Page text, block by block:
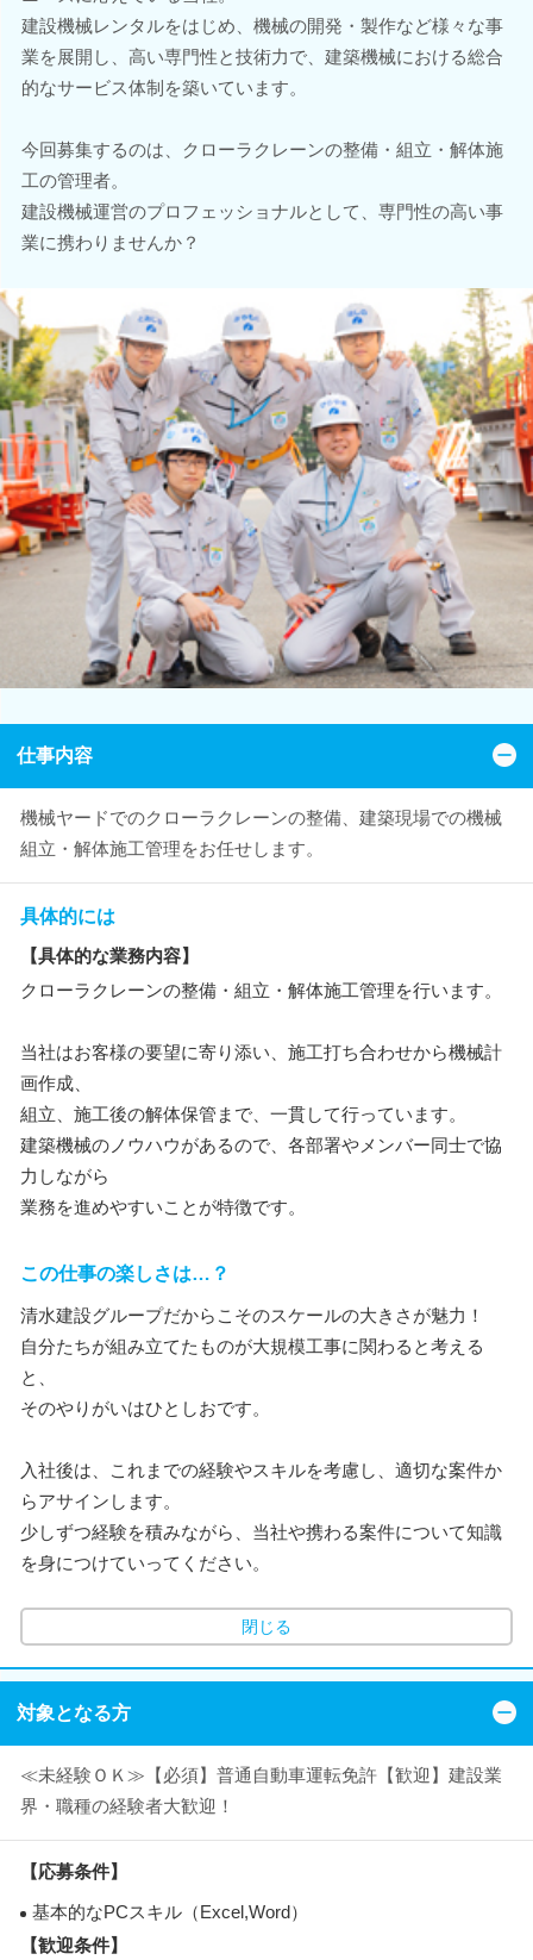
建設機械レンタルをはじめ、機械の開発・製作など様々な事
業を展開し、高い専門性と技術力で、建築機械における総合
的なサービス体制を築いています。
今回募集するのは、クローラクレーンの整備・組立・解体施
工の管理者。
建設機械運営のプロフェッショナルとして、専門性の高い事
業に携わりませんか？
仕事内容
機械ヤードでのクローラクレーンの整備、建築現場での機械
組立・解体施工管理をお任せします。
具体的には
【具体的な業務内容】
クローラクレーンの整備・組立・解体施工管理を行います。
当社はお客様の要望に寄り添い、施工打ち合わせから機械計
画作成、
組立、施工後の解体保管まで、一貫して行っています。
建築機械のノウハウがあるので、各部署やメンバー同士で協
力しながら
業務を進めやすいことが特徴です。
この仕事の楽しさは…？
清水建設グループだからこそのスケールの大きさが魅力！
自分たちが組み立てたものが大規模工事に関わると考える
と、
そのやりがいはひとしおです。
入社後は、これまでの経験やスキルを考慮し、適切な案件か
らアサインします。
少しずつ経験を積みながら、当社や携わる案件について知識
を身につけていってください。
閉じる
対象となる方
≪未経験ＯＫ≫【必須】普通自動車運転免許【歓迎】建設業
界・職種の経験者大歓迎！
【応募条件】
基本的なPCスキル（Excel,Word）
【歓迎条件】